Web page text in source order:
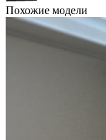
Похожие модели